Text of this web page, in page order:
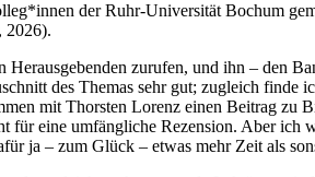
der Ruhr-Universität Bochum
2026).
zurufen, und ihn – den
des Themas sehr gut; zugleich finde
mit Thorsten Lorenz einen Beitrag
eine umfängliche Rezension. Aber ich
ja – zum Glück – etwas mehr Zeit als